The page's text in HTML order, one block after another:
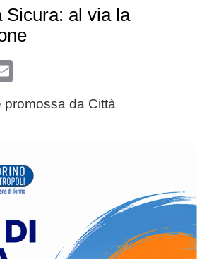
Sicura: al via la
Email
da Città